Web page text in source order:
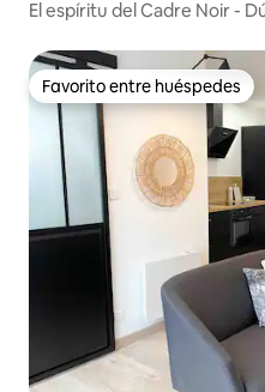
El espíritu del Cadre Noir -
Favorito entre huéspedes
Favorito entre huéspedes